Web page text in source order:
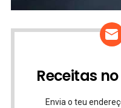
Receitas
Envia o teu